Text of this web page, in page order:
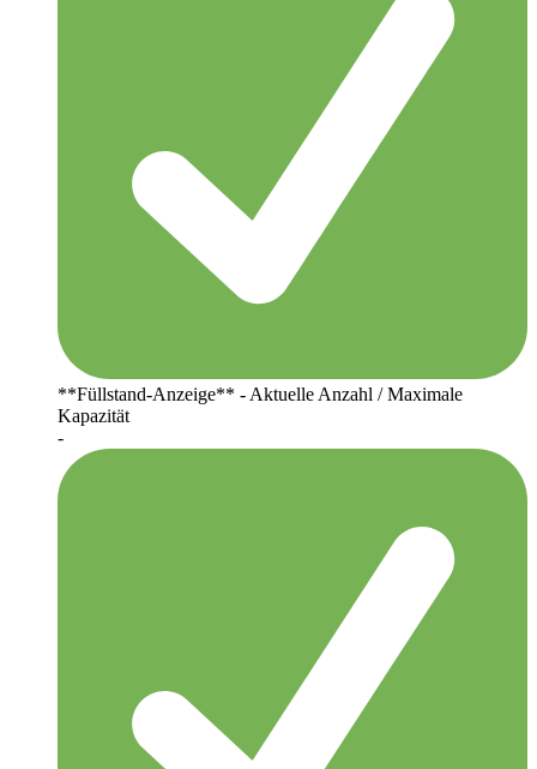
**Füllstand-Anzeige** - Aktuelle Anzahl / Maximale
Kapazität
-